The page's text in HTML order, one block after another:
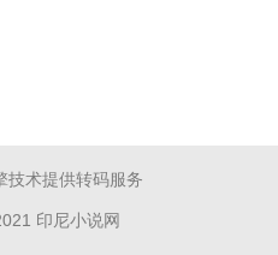
技术提供转码服务
印尼小说网